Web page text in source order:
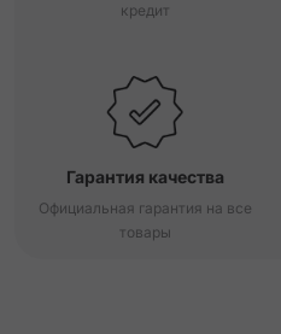
кредит
Гарантия качества
Официальная гарантия на все
товары